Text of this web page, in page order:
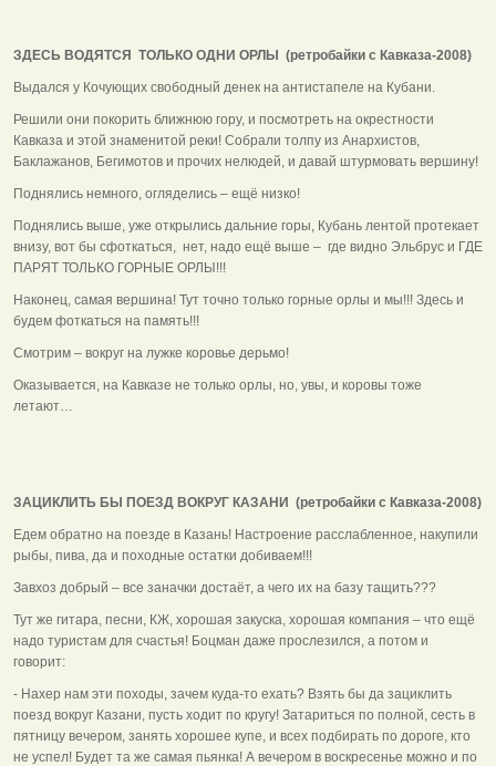
ЗДЕСЬ ВОДЯТСЯ ТОЛЬКО ОДНИ ОРЛЫ (ретробайки с Кавказа-2008)
Выдался у Кочующих свободный денек на антистапеле на Кубани.
Решили они покорить ближнюю гору, и посмотреть на окрестности
Кавказа и этой знаменитой реки! Собрали толпу из Анархистов,
Баклажанов, Бегимотов и прочих нелюдей, и давай штурмовать вершину!
Поднялись немного, огляделись – ещё низко!
Поднялись выше, уже открылись дальние горы, Кубань лентой протекает
внизу, вот бы сфоткаться, нет, надо ещё выше – где видно Эльбрус и ГДЕ
ПАРЯТ ТОЛЬКО ГОРНЫЕ ОРЛЫ!!!
Наконец, самая вершина! Тут точно только горные орлы и мы!!! Здесь и
будем фоткаться на память!!!
Смотрим – вокруг на лужке коровье дерьмо!
Оказывается, на Кавказе не только орлы, но, увы, и коровы тоже
летают…
ЗАЦИКЛИТЬ БЫ ПОЕЗД ВОКРУГ КАЗАНИ (ретробайки с Кавказа-2008)
Едем обратно на поезде в Казань! Настроение расслабленное, накупили
рыбы, пива, да и походные остатки добиваем!!!
Завхоз добрый – все заначки достаёт, а чего их на базу тащить???
Тут же гитара, песни, КЖ, хорошая закуска, хорошая компания – что ещё
надо туристам для счастья! Боцман даже прослезился, а потом и
говорит:
- Нахер нам эти походы, зачем куда-то ехать? Взять бы да зациклить
поезд вокруг Казани, пусть ходит по кругу! Затариться по полной, сесть в
пятницу вечером, занять хорошее купе, и всех подбирать по дороге, кто
не успел! Будет та же самая пьянка! А вечером в воскресенье можно и по